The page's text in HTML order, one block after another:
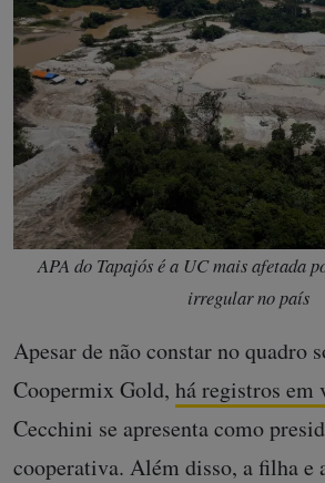
APA do Tapajós é a UC mais afetada
irregular no país
Apesar de não constar no quadro
Coopermix Gold, há registros em
Cecchini se apresenta como
cooperativa. Além disso, a filha e